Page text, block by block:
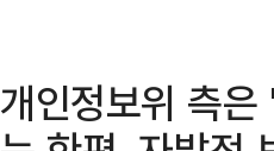
개인정보위 측